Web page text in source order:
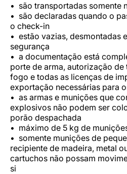
são transportadas somente
são declaradas quando o
o check-in
estão vazias, desmontadas
segurança
a documentação está
porte de arma, autorização
fogo e todas as licenças de
exportação necessárias para
as armas e munições que
explosivos não podem ser
porão despachada
máximo de 5 kg de
somente munições de
recipiente de madeira, metal
cartuchos não possam
si